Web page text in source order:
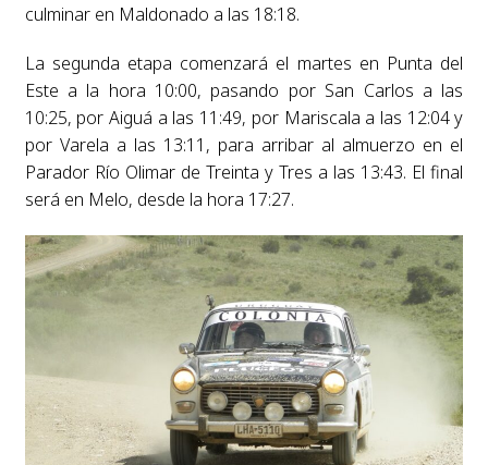
culminar en Maldonado a las 18:18.
La segunda etapa comenzará el martes en Punta del
Este a la hora 10:00, pasando por San Carlos a las
10:25, por Aiguá a las 11:49, por Mariscala a las 12:04 y
por Varela a las 13:11, para arribar al almuerzo en el
Parador Río Olimar de Treinta y Tres a las 13:43. El final
será en Melo, desde la hora 17:27.